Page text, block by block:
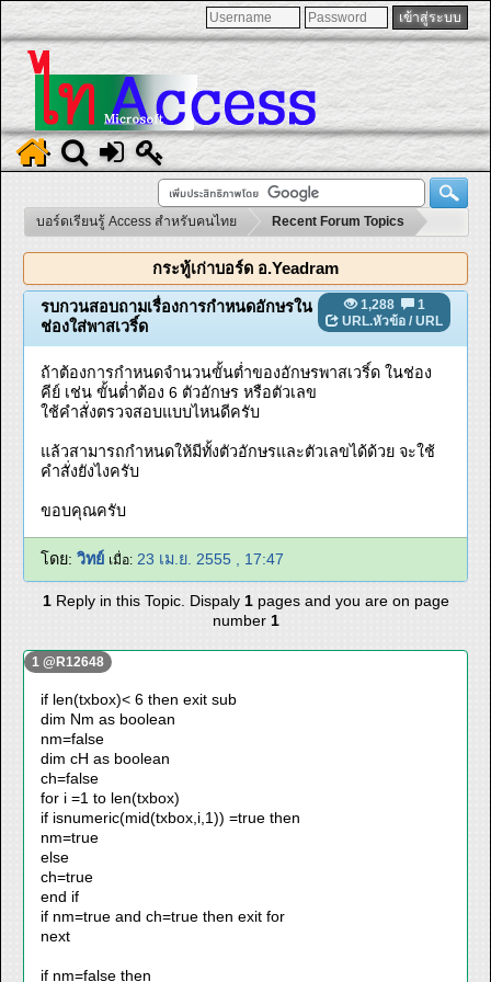
บอร์ดเรียนรู้ Access สำหรับคนไทย Recent Forum Topics
กระทู้เก่าบอร์ด อ.Yeadram
1,288
1
URL.หัวข้อ / URL
รบกวนสอบถามเรื่องการกำหนดอักษรใน
ช่องใส่พาสเวริ์ด
ถ้าต้องการกำหนดจำนวนขั้นต่ำของอักษรพาสเวริ์ด ในช่อง
คีย์ เช่น ขั้นต่ำต้อง 6 ตัวอักษร หรือตัวเลข
ใช้คำสั่งตรวจสอบแบบไหนดีครับ
แล้วสามารถกำหนดให้มีทั้งตัวอักษรและตัวเลขได้ด้วย จะใช้
คำสั่งยังไงครับ
ขอบคุณครับ
โดย: วิทย์ เมื่อ: 23 เม.ย. 2555 , 17:47
1Reply in this Topic. Dispaly 1 pages and you are on page
number 1
1 @R12648
if len(txbox)< 6 then exit sub
dim Nm as boolean
nm=false
dim cH as boolean
ch=false
for i =1 to len(txbox)
if isnumeric(mid(txbox,i,1)) =true then
nm=true
else
ch=true
end if
if nm=true and ch=true then exit for
next
if nm=false then